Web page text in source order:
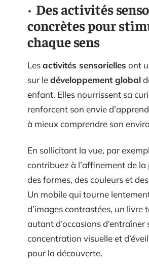
Des activités
concrètes pour
chaque sens
Lesactivités sensorielles ont
sur ledéveloppement global
enfant. Elles nourrissent sa
renforcent son envie
à mieux comprendre son
En sollicitant la vue, par
contribuez à l’affinement de la
des formes, des couleurs et
Un mobile qui tourne
d’images contrastées, un livre
autant d’occasions d’entraîner
concentration visuelle et
pour la découverte.